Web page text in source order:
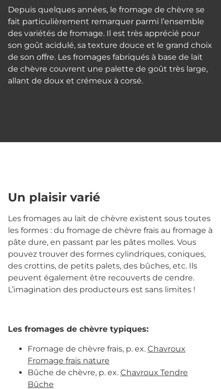
Depuis quelques années, le fromage de chèvre se
fait particulièrement remarquer parmi l’ensemble
des variétés de fromage. Il est très apprécié pour
son goût acidulé, sa texture douce et le grand choix
de son offre. Les fromages fabriqués à base de lait
de chèvre couvrent une palette de goût très large,
allant de doux et crémeux à corsé.
Un plaisir varié
Les fromages au lait de chèvre existent sous toutes
les formes : du fromage de chèvre frais au fromage à
pâte dure, en passant par les pâtes molles. Vous
pouvez trouver des formes cylindriques, coniques,
des crottins, de petits palets, des bûches, etc. Ils
peuvent également être recouverts de cendre.
L’imagination des producteurs est sans limites !
Les fromages de chèvre typiques:
Fromage de chèvre frais, p. ex. Chavroux
Fromage frais nature
Bûche de chèvre, p. ex. Chavroux Tendre
Bûche